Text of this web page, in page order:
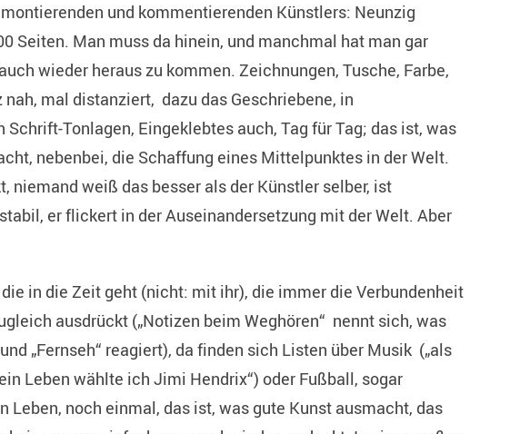
und kommentierenden Künstlers: Neunzig
Seiten. Man muss da hinein, und manchmal hat man gar
wieder heraus zu kommen. Zeichnungen, Tusche, Farbe,
nah, mal distanziert, dazu das Geschriebene, in
Tonlagen, Eingeklebtes auch, Tag für Tag; das ist, was
nebenbei, die Schaffung eines Mittelpunktes in der Welt.
niemand weiß das besser als der Künstler selber, ist
er flickert in der Auseinandersetzung mit der Welt. Aber
in die Zeit geht (nicht: mit ihr), die immer die Verbundenheit
ausdrückt („Notizen beim Weghören“ nennt sich, was
„Fernseh“ reagiert), da finden sich Listen über Musik („als
Leben wählte ich Jimi Hendrix“) oder Fußball, sogar
Leben, noch einmal, das ist, was gute Kunst ausmacht, das